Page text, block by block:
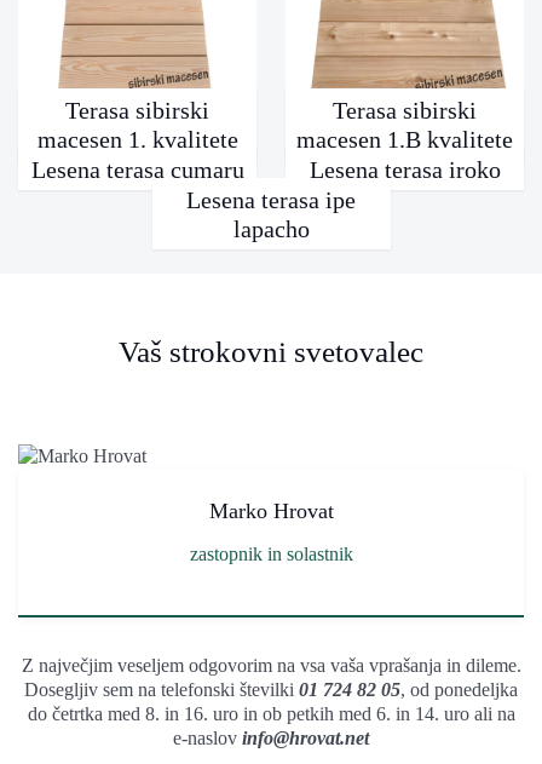
Terasa sibirski
macesen 1. kvalitete
Terasa sibirski
macesen 1.B kvalitete
Lesena terasa cumaru
Lesena terasa iroko
Lesena terasa ipe
lapacho
Vaš strokovni svetovalec
Marko Hrovat
zastopnik in solastnik
Z največjim veseljem odgovorim na vsa vaša vprašanja in dileme.
Dosegljiv sem na telefonski številki 01 724 82 05, od ponedeljka
do četrtka med 8. in 16. uro in ob petkih med 6. in 14. uro ali na
e-naslov info@hrovat.net